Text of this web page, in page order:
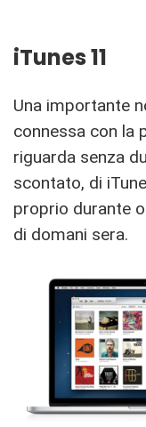
iTunes 11
Una importante
connessa con la
riguarda senza
scontato, di
proprio durante
di domani sera.